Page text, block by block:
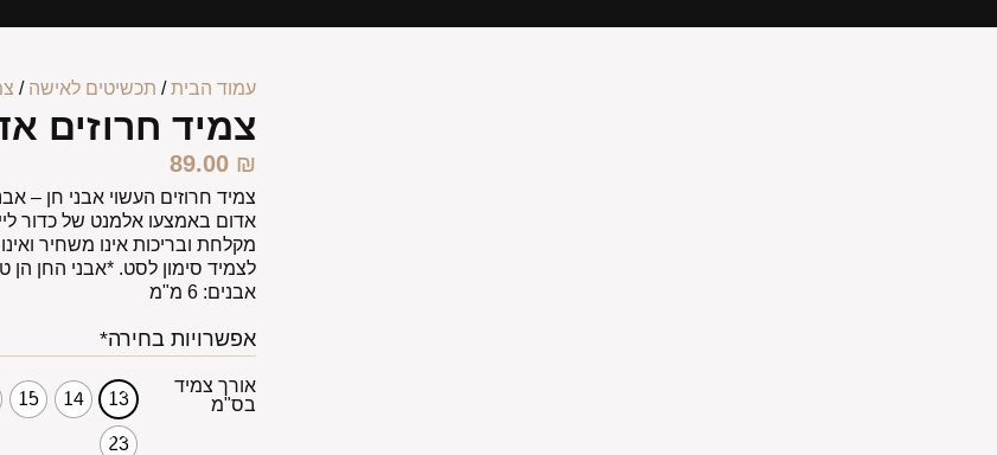
עמוד הבית/ תכשיטים לאישה /
צמיד חרוזים
89.00 ₪
צמיד חרוזים העשוי אבני חן –
אדום באמצעו אלמנט של כדור
מקלחת ובריכות אינו משחיר
לצמיד סימון לסט. *אבני החן הן
אבנים: 6 מ"מ
אפשרויות בחירה*
אורך צמיד
בס"מ
13
14
15
23